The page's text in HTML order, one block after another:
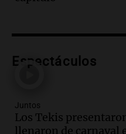
interina de Villa
Audio.Anuncian
Episodios
Espectáculos
Juntos
Los Tekis
llenaron de carnaval